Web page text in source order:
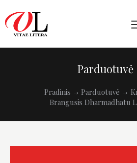
Parduotuvė
Pradinis Parduotuvė
Brangusis Dharmadhatu